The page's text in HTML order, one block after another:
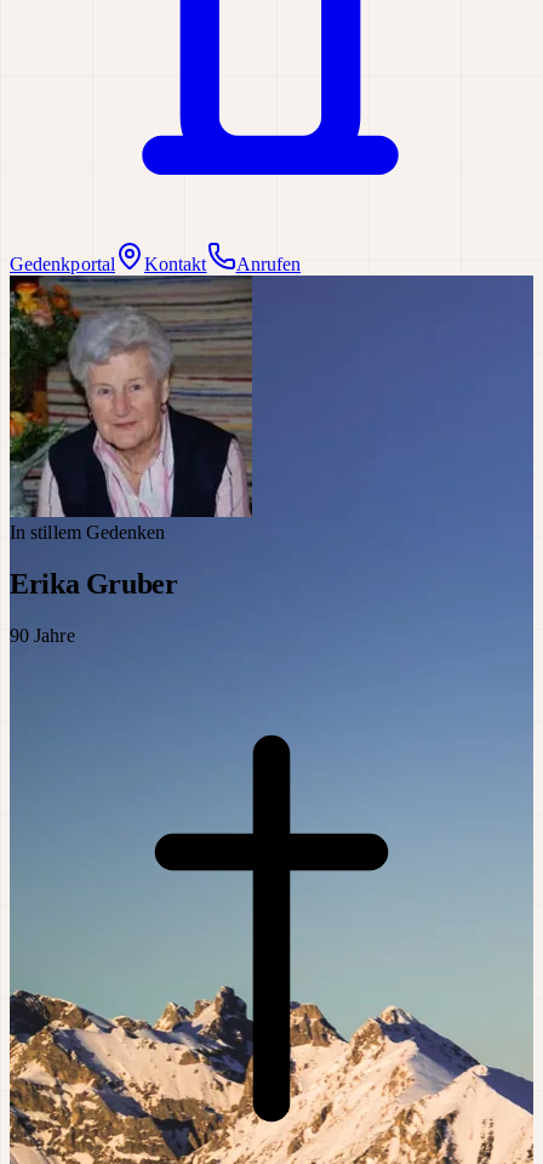
Gedenkportal Kontakt Anrufen
In stillem Gedenken
Erika Gruber
90 Jahre